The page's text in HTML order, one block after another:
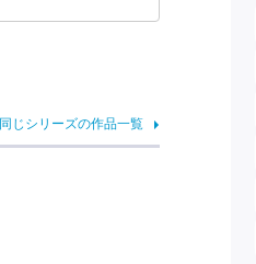
同じシリーズの作品一覧